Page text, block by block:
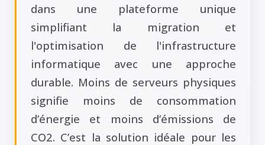
dans une plateforme unique
simplifiant la migration et
l'optimisation de l'infrastructure
informatique avec une approche
durable. Moins de serveurs physiques
signifie moins de consommation
d’énergie et moins d’émissions de
CO2. C’est la solution idéale pour les